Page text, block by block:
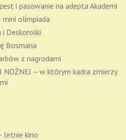
i pasowanie na adepta Akademi
mini olimpiada
i Deskorolki
Bosmana
z nagrodami
NOŻNEJ – w którym kadra zmierzy
letnie kino